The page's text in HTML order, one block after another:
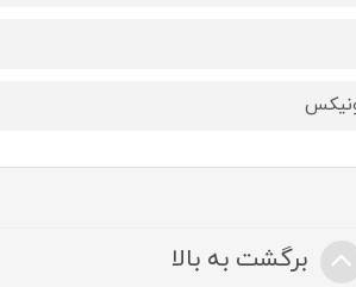
برگشت به بالا